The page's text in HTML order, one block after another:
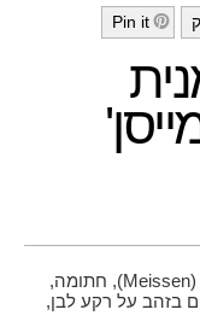
h
Pin it
קערת פורצלן גרמנית עתיקה מתוצרת 'מייסן' (Meissen), חתומה,
בזהב על רקע לבן,